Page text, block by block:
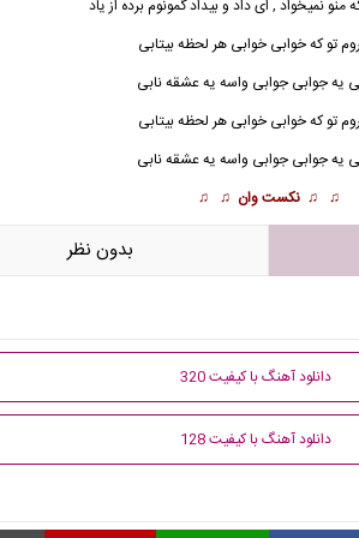
منو نمیخواد , ایداد و بیدادگمونوم برده از یاد
تو که خوابی خوابی هر لحظه بیتابی
یه جوابی جوابی واسه یه عشقه نابی
تو که خوابی خوابی هر لحظه بیتابی
یه جوابی جوابی واسه یه عشقه نابی
♫ ♫ نکست وان ♫ ♫
بدون نظر
دانلود آهنگ با کیفیت 320
دانلود آهنگ با کیفیت 128